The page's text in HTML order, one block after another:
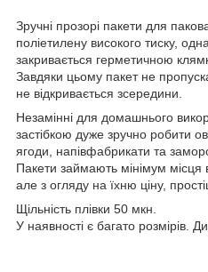
Зручні прозорі пакети для
поліетилену високого тиску,
закривається герметичною
Завдяки цьому пакет не
не відкривається зсередини.
Незамінні для домашнього
застібкою дуже зручно робити
ягоди, напівфабрикати та
Пакети займають мінімум місця
але з огляду на їхню ціну,
Щільність плівки 50 мкн.
У наявності є багато розмірів.